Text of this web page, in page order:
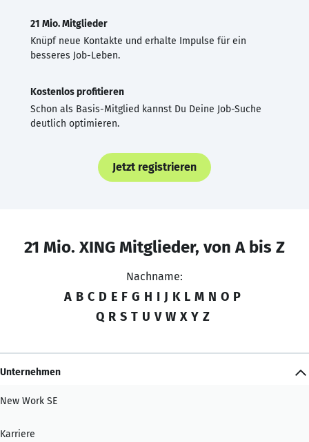
21 Mio. Mitglieder
Knüpf neue Kontakte und erhalte Impulse für ein
besseres Job-Leben.
Kostenlos profitieren
Schon als Basis-Mitglied kannst Du Deine Job-Suche
deutlich optimieren.
Jetzt registrieren
21 Mio. XING Mitglieder, von A bis Z
Nachname:
A B C D E F G H I J K L M N O P
Q R S T U V W X Y Z
Unternehmen
New Work SE
Karriere